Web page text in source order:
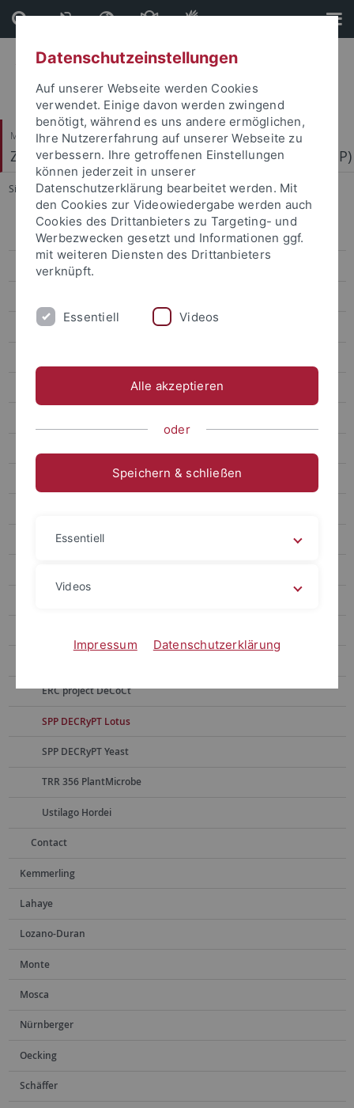
Direkt
zum
Inhalt
Direkt
zur
Fußleiste
Mathematisch-Naturwissenschaftliche Fakultät
Zentrum für Molekularbiologie der Pflanzen (ZMBP)
Sie sind hier: Startseite ... SPP DECRyPT Lotus
Bayer
Contreras
Erickson
Forschung
ERC project DeCoCt
SPP DECRyPT Lotus
SPP DECRyPT Yeast
TRR 356 PlantMicrobe
Ustilago Hordei
Contact
Kemmerling
Lahaye
Lozano-Duran
Monte
Mosca
Nürnberger
Oecking
Schäffer
Datenschutzeinstellungen
Auf unserer Webseite werden Cookies
verwendet. Einige davon werden zwingend
benötigt, während es uns andere ermöglichen,
Ihre Nutzererfahrung auf unserer Webseite zu
verbessern. Ihre getroffenen Einstellungen
können jederzeit in unserer
Datenschutzerklärung bearbeitet werden. Mit
den Cookies zur Videowiedergabe werden auch
Cookies des Drittanbieters zu Targeting- und
Werbezwecken gesetzt und Informationen ggf.
mit weiteren Diensten des Drittanbieters
verknüpft.
Essentiell Videos
Alle akzeptieren
oder
Speichern & schließen
Essentiell
Videos
Impressum Datenschutzerklärung